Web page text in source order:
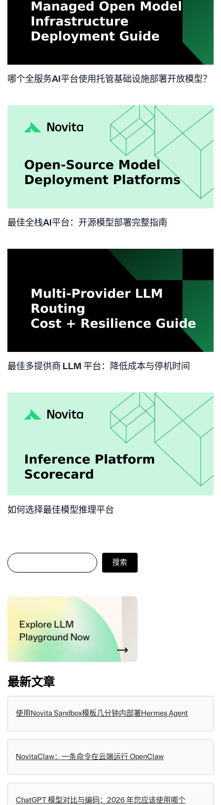
哪个全服务AI平台使用托管基础设施部署开放模型？
最佳全栈AI平台：开源模型部署完整指南
最佳多提供商 LLM 平台：降低成本与停机时间
如何选择最佳模型推理平台
搜索
搜索
最新文章
使用Novita Sandbox模板几分钟内部署Hermes Agent
NovitaClaw：一条命令在云端运行 OpenClaw
ChatGPT 模型对比与编码：2026 年您应该使用哪个